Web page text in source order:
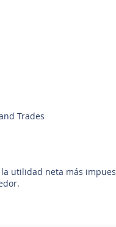
Trades
utilidad neta más